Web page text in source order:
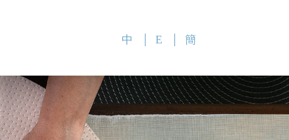
中 E 簡